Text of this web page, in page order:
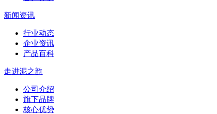
新闻资讯
行业动态
企业资讯
产品百科
走进泥之韵
公司介绍
旗下品牌
核心优势